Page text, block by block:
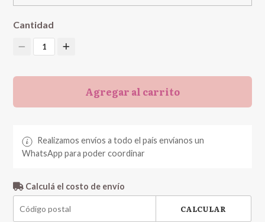
Cantidad
1
Agregar al carrito
Realizamos envíos a todo el país envíanos un
WhatsApp para poder coordinar
Calculá el costo de envío
CALCULAR